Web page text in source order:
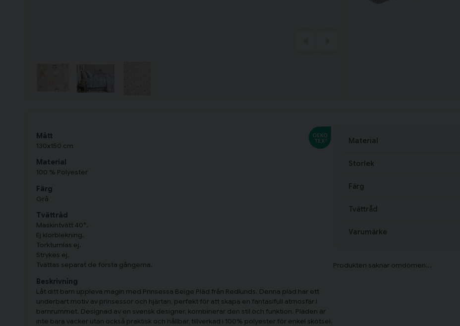
Mått
130x150 cm
Material
100 % Polyester
Färg
Grå
Tvättråd
Maskintvätt 40°.
Ej klorblekning.
Torktumlas ej.
Strykes ej.
Tvättas separat de första gångerna.
Beskrivning
Låt ditt barn uppleva magin med Prinsessa Beige Pläd från Redlunds. Denna pläd har ett
underbart motiv av prinsessor och hjärtan, perfekt för att skapa en fantasifull atmosfär i
barnrummet. Designad av en svensk designer, kombinerar den stil och funktion. Pläden är
inte bara vacker utan också praktisk och hållbar, tillverkad i 100% polyester för enkel skötsel.
Material
Storlek
Färg
Tvättråd
Varumärke